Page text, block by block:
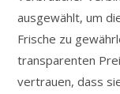
ausgewählt, um
Frische zu
transparenten
vertrauen, dass